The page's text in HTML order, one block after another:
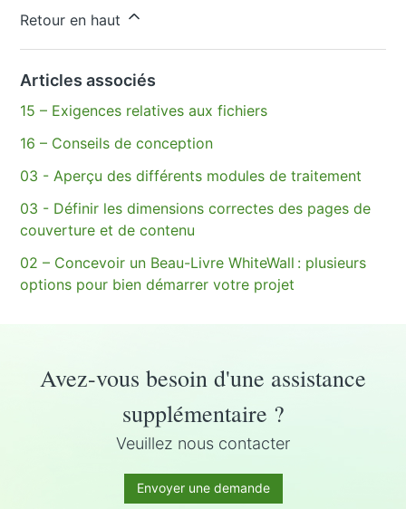
Retour en haut
Articles associés
15 – Exigences relatives aux fichiers
16 – Conseils de conception
03 - Aperçu des différents modules de traitement
03 - Définir les dimensions correctes des pages de
couverture et de contenu
02 – Concevoir un Beau-Livre WhiteWall : plusieurs
options pour bien démarrer votre projet
Avez-vous besoin d'une assistance
supplémentaire ?
Veuillez nous contacter
Envoyer une demande